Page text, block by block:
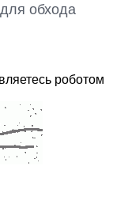
обхода
роботом